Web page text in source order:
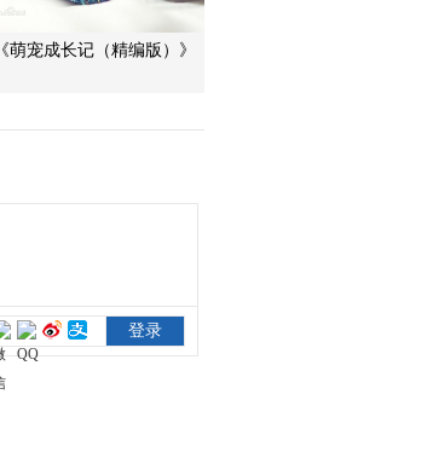
《萌宠成长记（精编版）》